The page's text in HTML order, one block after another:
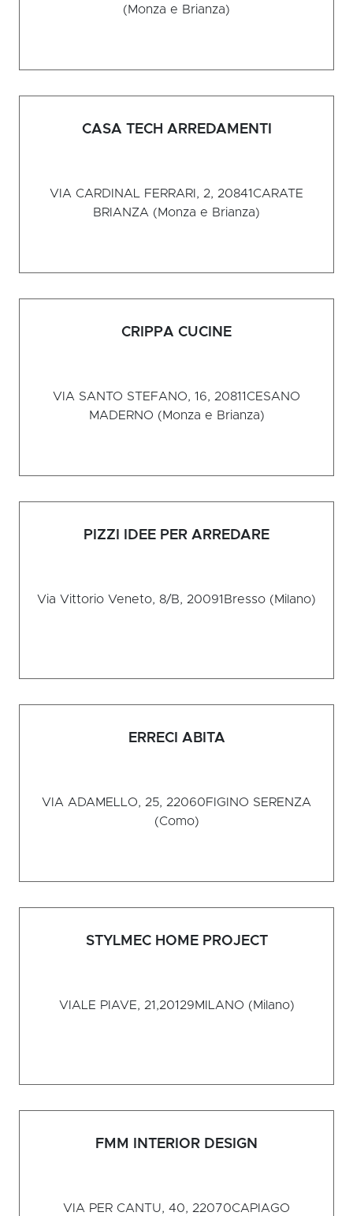
(Monza e Brianza)
CASA TECH ARREDAMENTI
VIA CARDINAL FERRARI, 2, 20841CARATE
BRIANZA (Monza e Brianza)
CRIPPA CUCINE
VIA SANTO STEFANO, 16, 20811CESANO
MADERNO (Monza e Brianza)
PIZZI IDEE PER ARREDARE
Via Vittorio Veneto, 8/B, 20091 Bresso (Milano)
ERRECI ABITA
VIA ADAMELLO, 25, 22060FIGINO SERENZA
(Como)
STYLMEC HOME PROJECT
VIALE PIAVE, 21,20129MILANO (Milano)
FMM INTERIOR DESIGN
VIA PER CANTU, 40, 22070CAPIAGO